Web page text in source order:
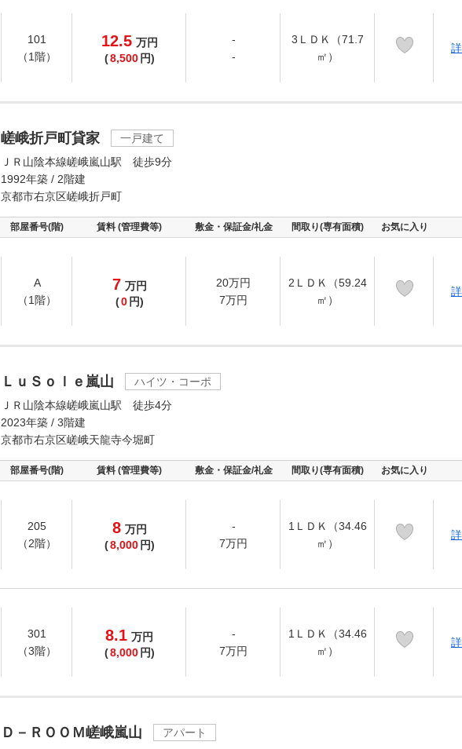
101
（1階）
12.5 万円
(8,500 円)
-
-
3ＬＤＫ（71.7
㎡）
嵯峨折戸町貸家
一戸建て
ＪＲ山陰本線嵯峨嵐山駅 徒歩9分
1992年築 / 2階建
京都市右京区嵯峨折戸町
部屋番号(階) 賃料 (管理費等) 敷金・保証金/礼金 間取り(専有面積) お気に入り
A
（1階）
7 万円
(0 円)
20万円
7万円
2ＬＤＫ（59.24
㎡）
ＬｕＳｏｌｅ嵐山
ハイツ・コーポ
ＪＲ山陰本線嵯峨嵐山駅 徒歩4分
2023年築 / 3階建
京都市右京区嵯峨天龍寺今堀町
部屋番号(階) 賃料 (管理費等) 敷金・保証金/礼金 間取り(専有面積) お気に入り
205
（2階）
8 万円
(8,000 円)
-
7万円
1ＬＤＫ（34.46
㎡）
301
（3階）
8.1 万円
(8,000 円)
-
7万円
1ＬＤＫ（34.46
㎡）
Ｄ－ＲＯＯＭ嵯峨嵐山
アパート